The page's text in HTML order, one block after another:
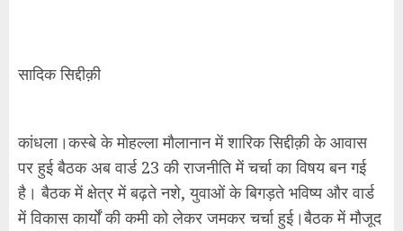
सादिक सिद्दीक़ी
कांधला।कस्बे के मोहल्ला मौलानान में शारिक सिद्दीक़ी के आवास
पर हुई बैठक अब वार्ड 23 की राजनीति में चर्चा का विषय बन गई
है। बैठक में क्षेत्र में बढ़ते नशे, युवाओं के बिगड़ते भविष्य और वार्ड
में विकास कार्यों की कमी को लेकर जमकर चर्चा हुई।बैठक में मौजूद